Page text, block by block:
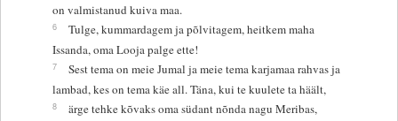
on valmistanud kuiva maa.
6
Tulge, kummardagem ja põlvitagem, heitkem maha
Issanda, oma Looja palge ette!
7
Sest tema on meie Jumal ja meie tema karjamaa rahvas ja
lambad, kes on tema käe all. Täna, kui te kuulete ta häält,
8
ärge tehke kõvaks oma südant nõnda nagu Meribas,